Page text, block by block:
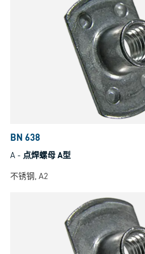
BN 638
A - 点焊螺母 A型
不锈钢, A2